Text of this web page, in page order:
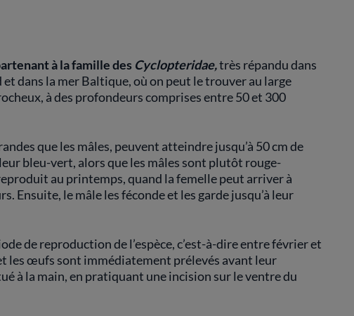
à la famille des Cyclopteridae,très répandu dans
dans la mer Baltique, où on peut le trouver au large
à des profondeurs comprises entre 50 et 300
que les mâles, peuvent atteindre jusqu’à 50 cm de
bleu-vert, alors que les mâles sont plutôt rouge-
au printemps, quand la femelle peut arriver à
Ensuite, le mâle les féconde et les garde jusqu’à leur
de reproduction de l’espèce, c’est-à-dire entre février et
les œufs sont immédiatement prélevés avant leur
à la main, en pratiquant une incision sur le ventre du